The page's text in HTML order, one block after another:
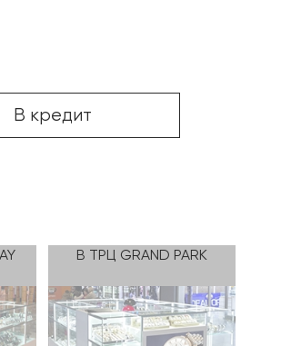
В кредит
В ТРЦ GRAND PARK